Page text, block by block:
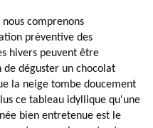
comprenons
préventive des
hivers peuvent être
déguster un chocolat
la neige tombe doucement
ce tableau idyllique qu'une
bien entretenue est le